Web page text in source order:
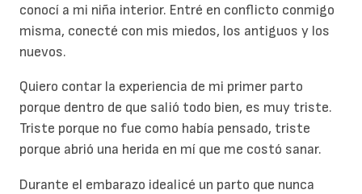
conocí a mi niña interior. Entré en conflicto conmigo
misma, conecté con mis miedos, los antiguos y los
nuevos.
Quiero contar la experiencia de mi primer parto
porque dentro de que salió todo bien, es muy triste.
Triste porque no fue como había pensado, triste
porque abrió una herida en mí que me costó sanar.
Durante el embarazo idealicé un parto que nunca